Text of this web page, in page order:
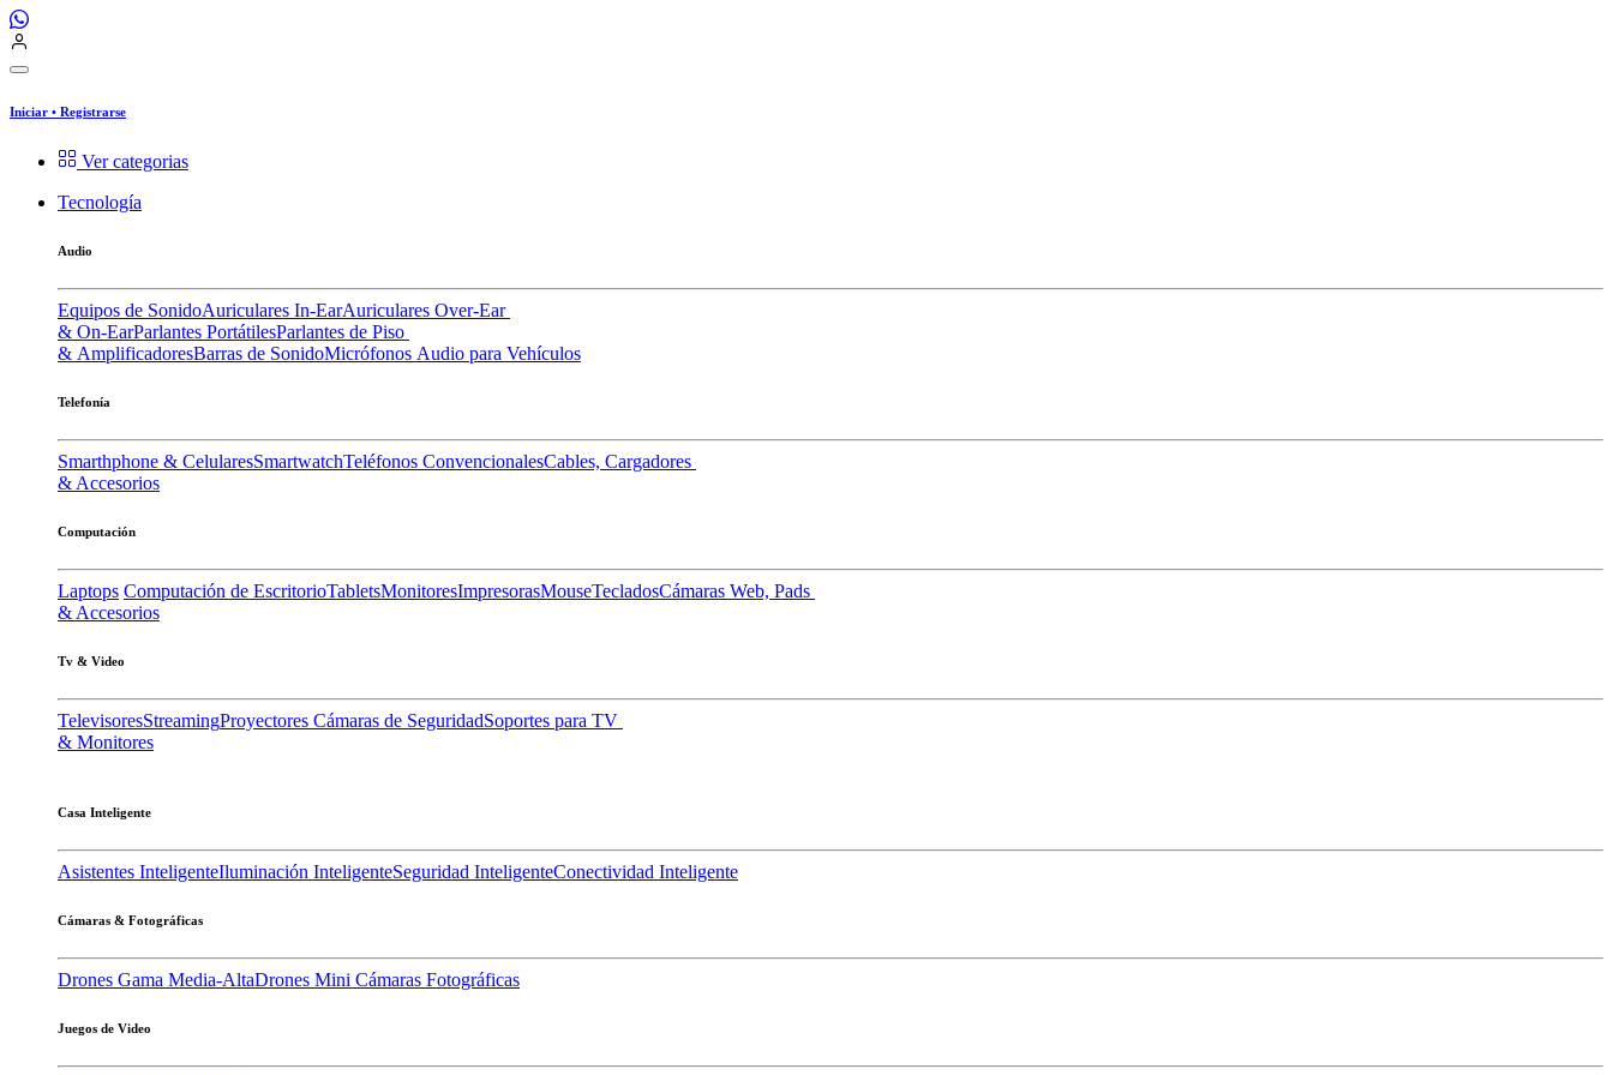
Iniciar • Registrarse
Ver categorias
Tecnología
Audio
Equipos de SonidoAuriculares In-EarAuriculares Over-Ear
& On-EarParlantes PortátilesParlantes de Piso
& AmplificadoresBarras de SonidoMicrófonos Audio para Vehículos
Telefonía
Smarthphone & CelularesSmartwatchTeléfonos ConvencionalesCables, Cargadores
& Accesorios
Computación
Laptops Computación de EscritorioTabletsMonitoresImpresorasMouseTecladosCámaras Web, Pads
& Accesorios
Tv & Video
TelevisoresStreamingProyectores Cámaras de SeguridadSoportes para TV
& Monitores
Casa Inteligente
Asistentes InteligenteIluminación InteligenteSeguridad InteligenteConectividad Inteligente
Cámaras & Fotográficas
Drones Gama Media-AltaDrones Mini Cámaras Fotográficas
Juegos de Video